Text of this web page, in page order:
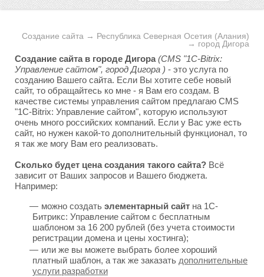
Создание сайта → Республика Северная Осетия (Алания)
→ город Дигора
Создание сайта в городе Дигора (CMS "1C-Bitrix:
Управление сайтом", город Дигора ) - это услуга по
созданию Вашего сайта. Если Вы хотите себе новый
сайт, то обращайтесь ко мне - я Вам его создам. В
качестве системы управления сайтом предлагаю CMS
"1C-Bitrix: Управление сайтом", которую используют
очень много российских компаний. Если у Вас уже есть
сайт, но нужен какой-то дополнительный функционал, то
я так же могу Вам его реализовать.
Сколько будет цена создания такого сайта? Всё
зависит от Ваших запросов и Вашего бюджета.
Например:
можно создать элементарный сайт на 1С-
Битрикс: Управление сайтом с бесплатным
шаблоном за 16 200 рублей (без учета стоимости
регистрации домена и цены хостинга);
или же вы можете выбрать более хороший
платный шаблон, а так же заказать дополнительные
услуги разработки